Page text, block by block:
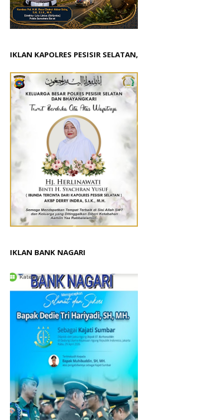
IKLAN KAPOLRES PESISIR SELATAN,
IKLAN BANK NAGARI